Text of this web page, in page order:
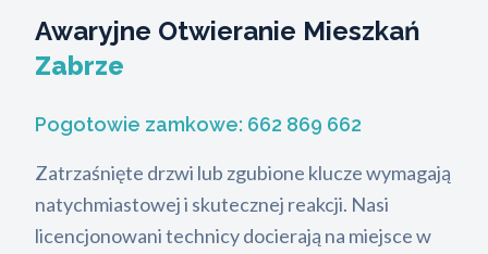
Awaryjne Otwieranie Mieszkań
Zabrze
Pogotowie zamkowe: 662 869 662
Zatrzaśnięte drzwi lub zgubione klucze wymagają
natychmiastowej i skutecznej reakcji. Nasi
licencjonowani technicy docierają na miejsce w